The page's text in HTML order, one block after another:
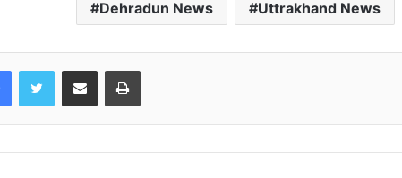
Dehradun News Uttrakhand News
FacebookTwitter Share via Email Print